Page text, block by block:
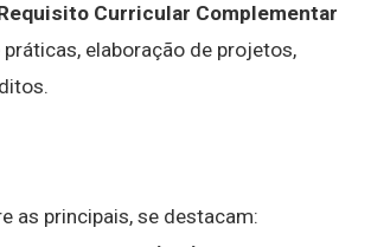
Curricular Complementar
elaboração de projetos,
as principais, se destacam: